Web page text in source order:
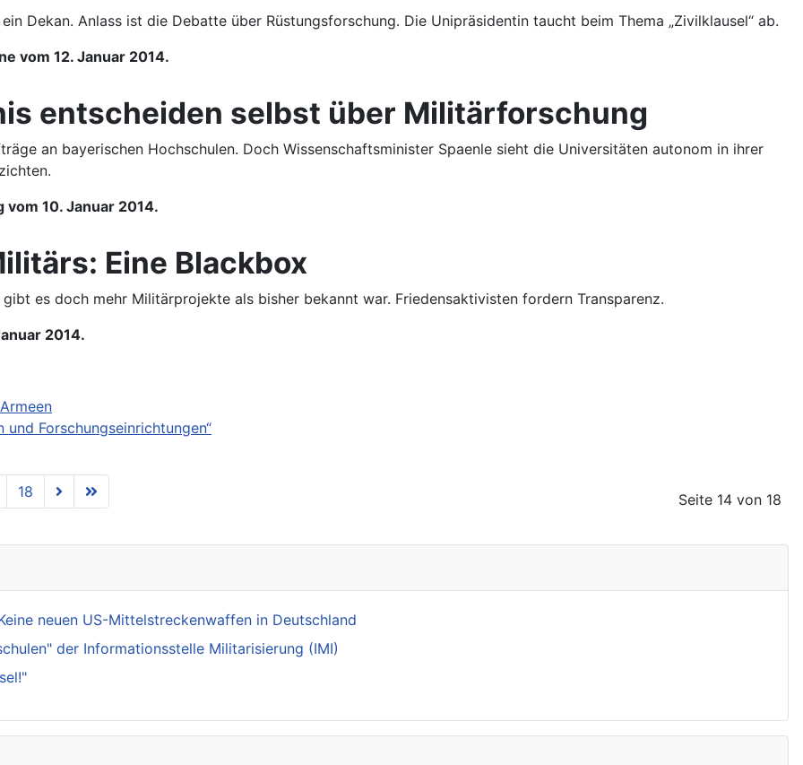
Dekan. Anlass ist die Debatte über Rüstungsforschung. Die Unipräsidentin taucht beim Thema „Zivilklausel“ ab.
vom 12. Januar 2014.
entscheiden selbst über Militärforschung
an bayerischen Hochschulen. Doch Wissenschaftsminister Spaenle sieht die Universitäten autonom in ihrer
10. Januar 2014.
Eine Blackbox
es doch mehr Militärprojekte als bisher bekannt war. Friedensaktivisten fordern Transparenz.
2014.
Forschungseinrichtungen“
Seite 14 von 18
18
neuen US-Mittelstreckenwaffen in Deutschland
der Informationsstelle Militarisierung (IMI)